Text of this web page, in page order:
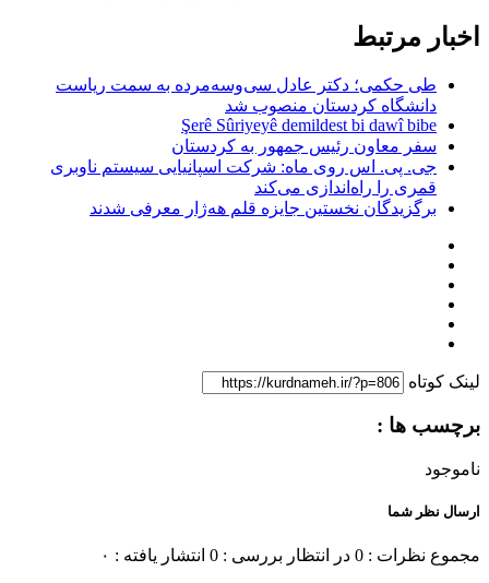
اخبار مرتبط
طی حکمی؛ دکتر عادل سی‌وسه‌مرده به سمت ریاست
دانشگاه کردستان منصوب شد
Şerê Sûriyeyê demildest bi dawî bibe
سفر معاون رئیس جمهور به کردستان
جی. پی. اس روی ماه: شرکت اسپانیایی سیستم ناوبری
قمری را راه‌اندازی می‌کند
برگزیدگان نخستین جایزه قلم هه‌ژار معرفی شدند
لینک کوتاه
برچسب ها :
ناموجود
ارسال نظر شما
مجموع نظرات : 0 در انتظار بررسی : 0 انتشار یافته : ۰